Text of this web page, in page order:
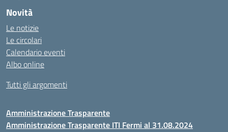
Novità
Le notizie
Le circolari
Calendario eventi
Albo online
Tutti gli argomenti
Amministrazione Trasparente
Amministrazione Trasparente ITI Fermi al 31.08.2024